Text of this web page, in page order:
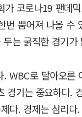
코로나19 팬데
번 뿜어져 나올 수
는 굵직한 경기가
WBC로 달아오른
경기는 중요하다.
다. 경제는 심리다.